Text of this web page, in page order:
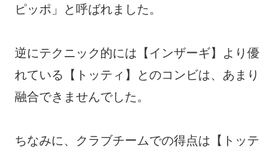
ピッポ」と呼ばれました。
逆にテクニック的には【インザーギ】より優
れている【トッティ】とのコンビは、あまり
融合できませんでした。
ちなみに、クラブチームでの得点は【トッテ